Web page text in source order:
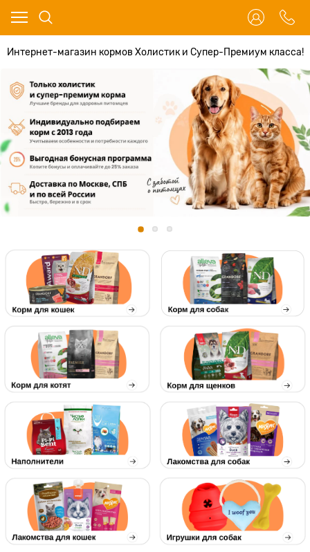
Интернет-магазин кормов Холистик и Супер-Премиум класса!